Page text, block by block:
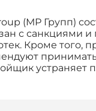
(МР Групп)
с санкциями и
Кроме того,
устраняет